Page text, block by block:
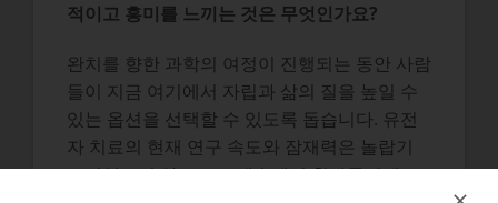
적이고 흥미를 느끼는 것은 무엇인가요?
완치를 향한 과학의 여정이 진행되는 동안 사람
들이 지금 여기에서 자립과 삶의 질을 높일 수
있는 옵션을 선택할 수 있도록 돕습니다. 유전
자 치료의 현재 연구 속도와 잠재력은 놀랍기
그지없으며 앞으로도 계속해서 환자들에게 도